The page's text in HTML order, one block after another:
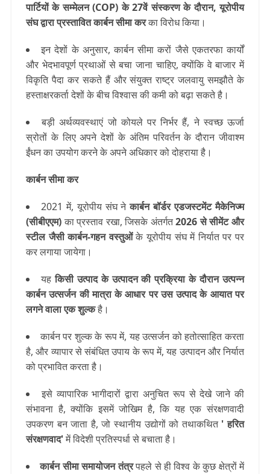
पार्टियों के सम्मेलन (COP) के 27वें संस्करण के दौरान, यूरोपीय
संघ द्वारा प्रस्तावित कार्बन सीमा करका विरोध किया।
इन देशों के अनुसार, कार्बन सीमा करों जैसे एकतरफा कार्यों
और भेदभावपूर्ण प्रथाओं से बचा जाना चाहिए, क्योंकि वे बाजार में
विकृति पैदा कर सकते हैं और संयुक्त राष्ट्र जलवायु समझौते के
हस्ताक्षरकर्ता देशों के बीच विश्वास की कमी को बढ़ा सकते है।
बड़ी अर्थव्यवस्थाएं जो कोयले पर निर्भर हैं, ने स्वच्छ ऊर्जा
स्रोतों के लिए अपने देशों के अंतिम परिवर्तन के दौरान जीवाश्म
ईंधन का उपयोग करने के अपने अधिकार को दोहराया है।
कार्बन सीमा कर
2021 में, यूरोपीय संघ नेकार्बन बॉर्डर एडजस्टमेंट मैकेनिज्म
(सीबीएएम) का प्रस्ताव रखा, जिसके अंतर्गत2026 से सीमेंट और
स्टील जैसी कार्बन-गहन वस्तुओंके यूरोपीय संघ में निर्यात पर पर
कर लगाया जायेगा।
यहकिसी उत्पाद के उत्पादन की प्रक्रिया के दौरान उत्पन्न
कार्बन उत्सर्जन की मात्रा के आधार पर उस उत्पाद के आयात पर
लगने वाला एक शुल्कहै।
कार्बन पर शुल्क के रूप में, यह उत्सर्जन को हतोत्साहित करता
है, और व्यापार से संबंधित उपाय के रूप में, यह उत्पादन और निर्यात
को प्रभावित करता है।
इसे व्यापारिक भागीदारों द्वारा अनुचित रूप से देखे जाने की
संभावना है, क्योंकि इसमें जोखिम है, कि यह एक संरक्षणवादी
उपकरण बन जाता है, जो स्थानीय उद्योगों को तथाकथित ' हरित
संरक्षणवाद'में विदेशी प्रतिस्पर्धा से बचाता है।
कार्बन सीमा समायोजन तंत्रपहले से ही विश्व के कुछ क्षेत्रों में